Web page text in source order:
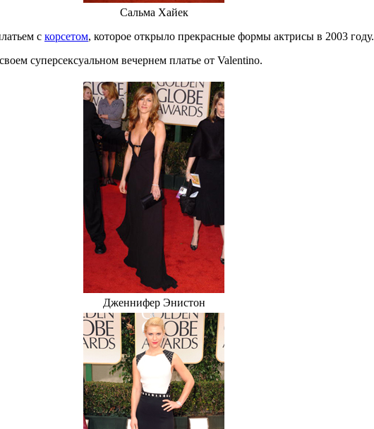
Сальма Хайек
с корсетом, которое открыло прекрасные формы актрисы в 2003 году.
суперсексуальном вечернем платье от Valentino.
Дженнифер Энистон